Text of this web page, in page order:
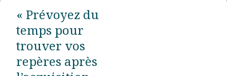
« Prévoyez du
temps pour
trouver vos
repères après